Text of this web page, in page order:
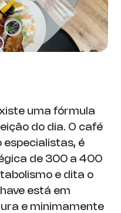
uma fórmula
do dia. O café
especialistas, é
de 300 a 400
e dita o
está em
e minimamente